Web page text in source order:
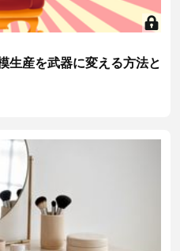
生産を武器に変える方法と